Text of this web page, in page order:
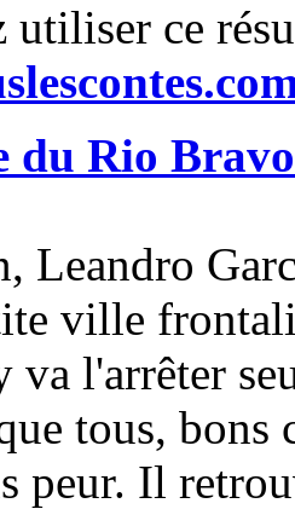
utiliser ce
du Rio Bravo
Leandro
ville
va l'arrêter
tous,
peur. Il